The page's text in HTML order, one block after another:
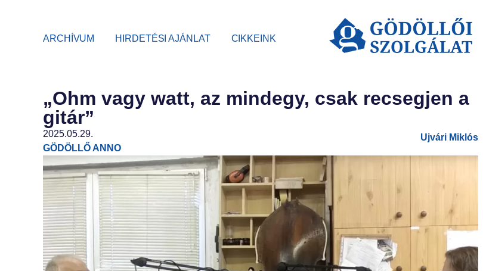
ARCHÍVUM HIRDETÉSI AJÁNLAT CIKKEINK
„Ohm vagy watt, az mindegy, csak recsegjen a
gitár”
2025.05.29.
GÖDÖLLŐ ANNO
Ujvári Miklós